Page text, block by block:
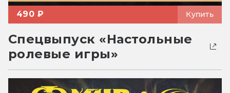
490 ₽ Купить
Спецвыпуск «Настольные
ролевые игры»